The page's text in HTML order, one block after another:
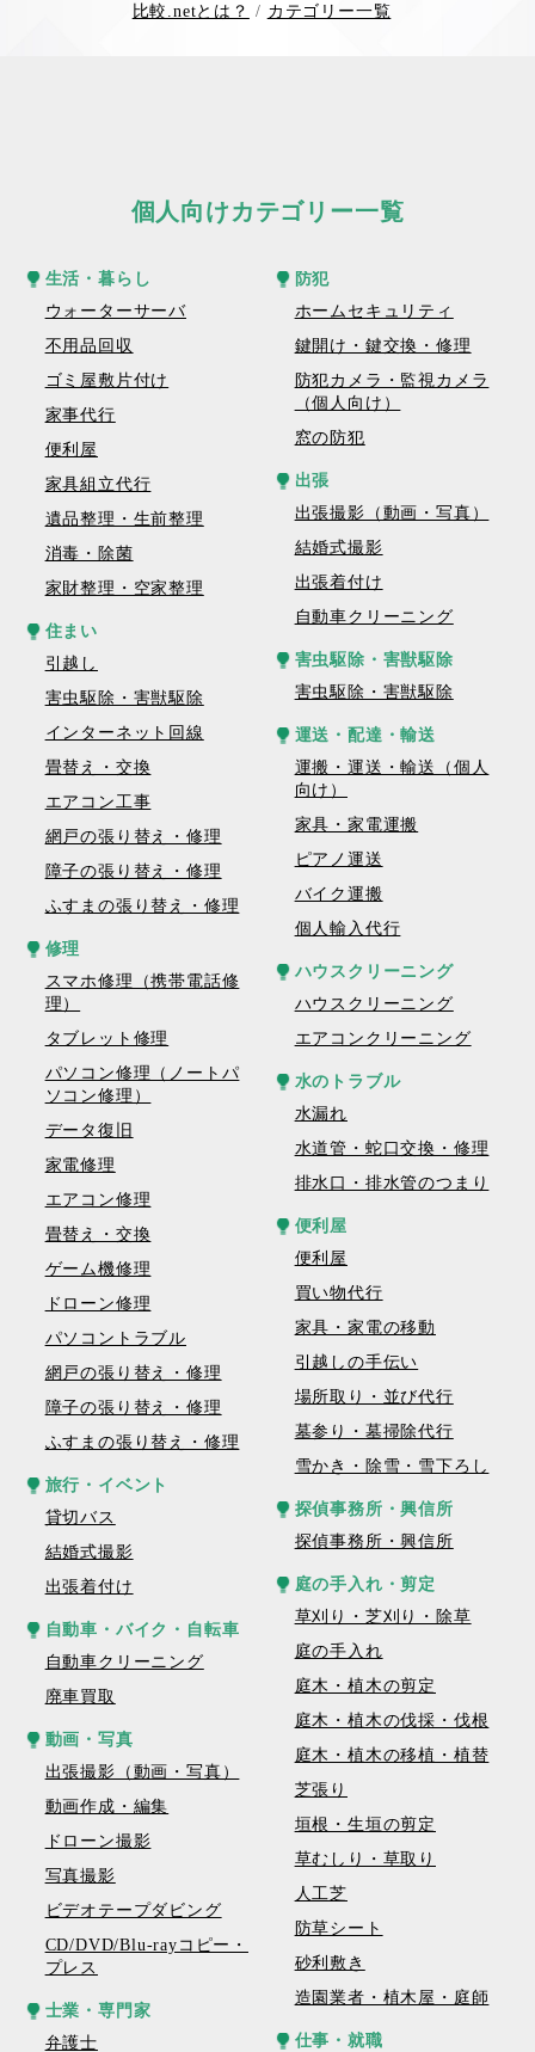
比較.netとは？ カテゴリー一覧
個人向けカテゴリー一覧
生活・暮らし
ウォーターサーバ
不用品回収
ゴミ屋敷片付け
家事代行
便利屋
家具組立代行
遺品整理・生前整理
消毒・除菌
家財整理・空家整理
住まい
引越し
害虫駆除・害獣駆除
インターネット回線
畳替え・交換
エアコン工事
網戸の張り替え・修理
障子の張り替え・修理
ふすまの張り替え・修理
修理
スマホ修理（携帯電話修
理）
タブレット修理
パソコン修理（ノートパ
ソコン修理）
データ復旧
家電修理
エアコン修理
畳替え・交換
ゲーム機修理
ドローン修理
パソコントラブル
網戸の張り替え・修理
障子の張り替え・修理
ふすまの張り替え・修理
旅行・イベント
貸切バス
結婚式撮影
出張着付け
自動車・バイク・自転車
自動車クリーニング
廃車買取
動画・写真
出張撮影（動画・写真）
動画作成・編集
ドローン撮影
写真撮影
ビデオテープダビング
CD/DVD/Blu-rayコピー・
プレス
士業・専門家
弁護士
防犯
ホームセキュリティ
鍵開け・鍵交換・修理
防犯カメラ・監視カメラ
（個人向け）
窓の防犯
出張
出張撮影（動画・写真）
結婚式撮影
出張着付け
自動車クリーニング
害虫駆除・害獣駆除
害虫駆除・害獣駆除
運送・配達・輸送
運搬・運送・輸送（個人
向け）
家具・家電運搬
ピアノ運送
バイク運搬
個人輸入代行
ハウスクリーニング
ハウスクリーニング
エアコンクリーニング
水のトラブル
水漏れ
水道管・蛇口交換・修理
排水口・排水管のつまり
便利屋
便利屋
買い物代行
家具・家電の移動
引越しの手伝い
場所取り・並び代行
墓参り・墓掃除代行
雪かき・除雪・雪下ろし
探偵事務所・興信所
探偵事務所・興信所
庭の手入れ・剪定
草刈り・芝刈り・除草
庭の手入れ
庭木・植木の剪定
庭木・植木の伐採・伐根
庭木・植木の移植・植替
芝張り
垣根・生垣の剪定
草むしり・草取り
人工芝
防草シート
砂利敷き
造園業者・植木屋・庭師
仕事・就職